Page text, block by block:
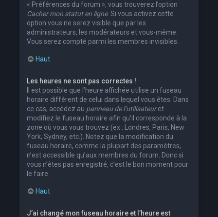
« Préférences du forum », vous trouverez l’option
Cacher mon statut en ligne. Si vous activez cette
option vous ne serez visible que par les
administrateurs, les modérateurs et vous-même.
Vous serez compté parmi les membres invisibles.
Haut
Les heures ne sont pas correctes !
Il est possible que l’heure affichée utilise un fuseau
horaire différent de celui dans lequel vous êtes. Dans
ce cas, accédez au panneau de l’utilisateuret
modifiez le fuseau horaire afin qu’il corresponde à la
zone où vous vous trouvez (ex : Londres, Paris, New
York, Sydney, etc.). Notez que la modification du
fuseau horaire, comme la plupart des paramètres,
n’est accessible qu’aux membres du forum. Donc si
vous n’êtes pas enregistré, c’est le bon moment pour
le faire.
Haut
J’ai changé mon fuseau horaire et l’heure est